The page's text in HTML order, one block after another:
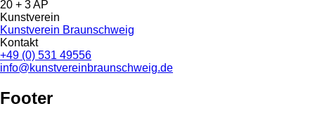
20 + 3 AP
Kunstverein
Kunstverein Braunschweig
Kontakt
+49 (0) 531 49556
info@kunstvereinbraunschweig.de
Footer